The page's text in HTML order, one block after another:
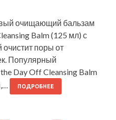
очищающий бальзам
Balm (125 мл) с
поры от
Популярный
Day Off Cleansing Balm
ПОДРОБНЕЕ